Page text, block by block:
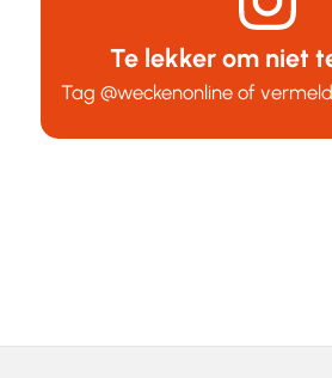
Te lekker om niet
Tag@weckenonline of